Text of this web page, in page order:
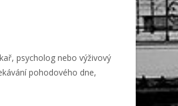
psycholog nebo výživový
pohodového dne,